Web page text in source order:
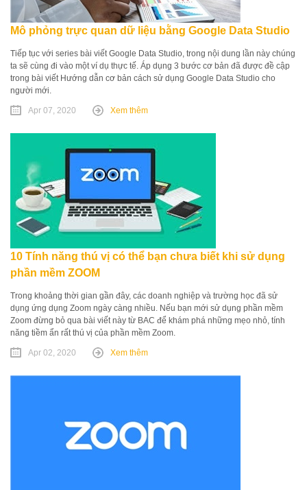
Mô phỏng trực quan dữ liệu bằng Google Data Studio
Tiếp tục với series bài viết Google Data Studio, trong nội dung lần này chúng
ta sẽ cùng đi vào một ví dụ thực tế. Áp dụng 3 bước cơ bản đã được đề cập
trong bài viết Hướng dẫn cơ bản cách sử dụng Google Data Studio cho
người mới.
Apr 07, 2020 Xem thêm
10 Tính năng thú vị có thể bạn chưa biết khi sử dụng
phần mềm ZOOM
Trong khoảng thời gian gần đây, các doanh nghiệp và trường học đã sử
dụng ứng dụng Zoom ngày càng nhiều. Nếu bạn mới sử dụng phần mềm
Zoom đừng bỏ qua bài viết này từ BAC để khám phá những mẹo nhỏ, tính
năng tiềm ẩn rất thú vị của phần mềm Zoom.
Apr 02, 2020 Xem thêm